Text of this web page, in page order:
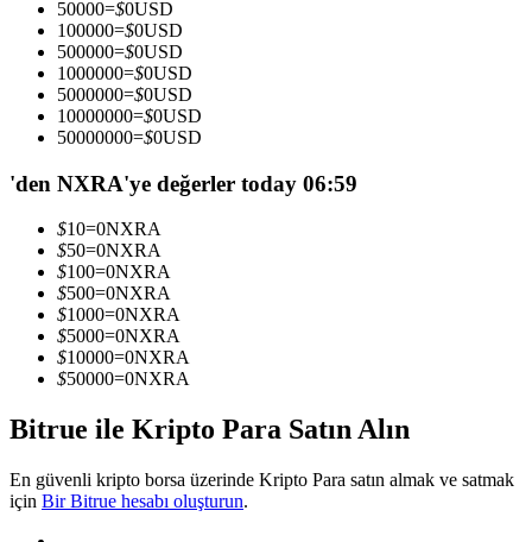
Kopya Tüccarı Olun
Ticaret bilgileri vb. dahil olmak üzere büyük veri analizi.
50000=$0USD
100000=$0USD
500000=$0USD
1000000=$0USD
5000000=$0USD
10000000=$0USD
50000000=$0USD
'den NXRA'ye değerler today 06:59
$10=0NXRA
$50=0NXRA
$100=0NXRA
$500=0NXRA
$1000=0NXRA
$5000=0NXRA
$10000=0NXRA
$50000=0NXRA
Bitrue ile Kripto Para Satın Alın
En güvenli kripto borsa üzerinde Kripto Para satın almak ve satmak
için Bir Bitrue hesabı oluşturun.